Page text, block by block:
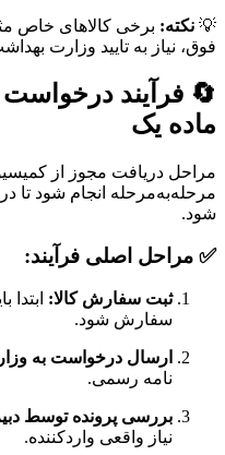
💡 نکته: برخی کالاهای خاص
فوق، نیاز به تایید وزارت
🔄 فرآیند درخواست
ماده یک
مراحل دریافت مجوز از
مرحله‌به‌مرحله انجام شود تا
شود.
✅ مراحل اصلی فرآیند:
ثبت سفارش کالا:
سفارش شود.
ارسال درخواست به
نامه رسمی.
بررسی پرونده توسط
نیاز واقعی واردکننده.